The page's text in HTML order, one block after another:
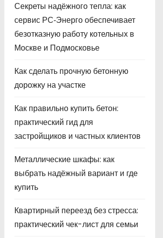
Секреты надёжного тепла: как
сервис РС‑Энерго обеспечивает
безотказную работу котельных в
Москве и Подмосковье
Как сделать прочную бетонную
дорожку на участке
Как правильно купить бетон:
практический гид для
застройщиков и частных клиентов
Металлические шкафы: как
выбрать надёжный вариант и где
купить
Квартирный переезд без стресса:
практический чек-лист для семьи